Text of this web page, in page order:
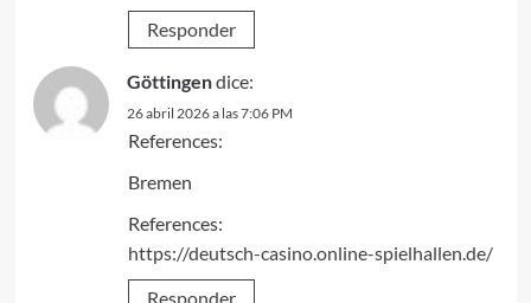
Responder
Göttingendice:
26 abril 2026 a las 7:06 PM
References:
Bremen
References:
https://deutsch-casino.online-spielhallen.de/
Responder